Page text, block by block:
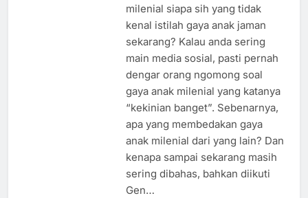
milenial siapa sih yang tidak
kenal istilah gaya anak jaman
sekarang? Kalau anda sering
main media sosial, pasti pernah
dengar orang ngomong soal
gaya anak milenial yang katanya
“kekinian banget”. Sebenarnya,
apa yang membedakan gaya
anak milenial dari yang lain? Dan
kenapa sampai sekarang masih
sering dibahas, bahkan diikuti
Gen…